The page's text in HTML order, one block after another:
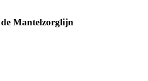
Mantelzorglijn